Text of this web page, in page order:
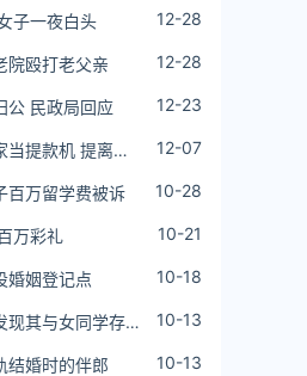
子一夜白头 12-28
院殴打老父亲 12-28
公 民政局回应 12-23
当提款机 提离婚
12-07
百万留学费被诉 10-28
万彩礼 10-21
婚姻登记点 10-18
现其与女同学存婚
10-13
结婚时的伴郎 10-13